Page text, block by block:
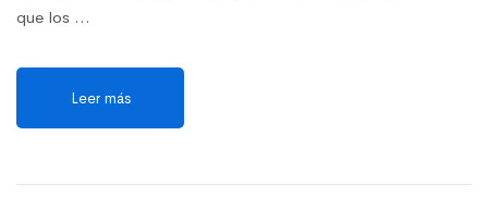
que los …
Leer más